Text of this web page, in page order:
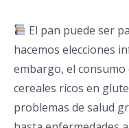
El pan puede ser
hacemos elecciones
embargo, el
cereales ricos en
problemas de salud